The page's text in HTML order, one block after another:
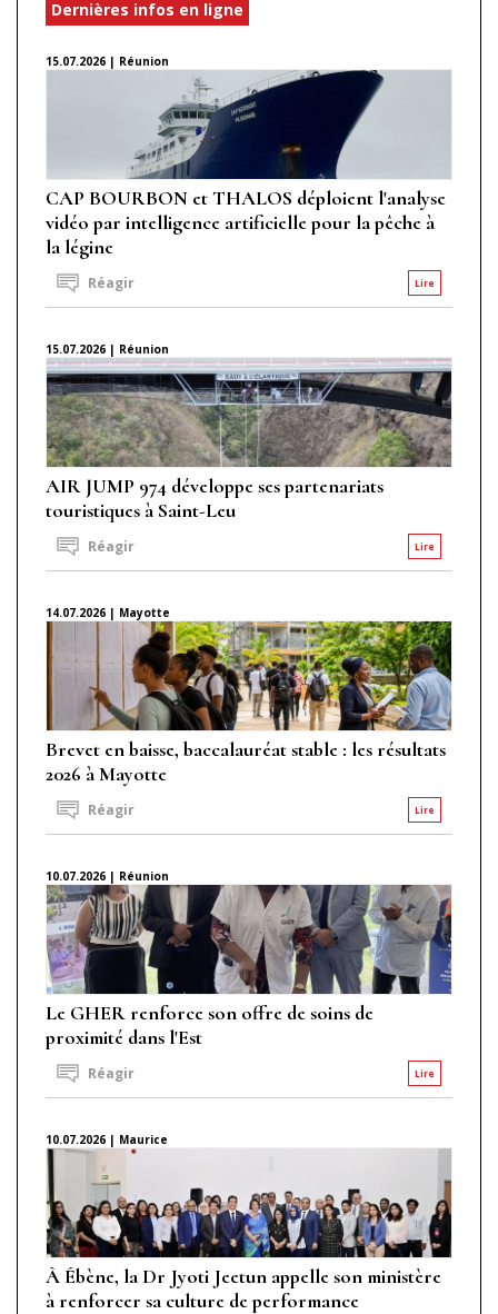
Dernières infos en ligne
15.07.2026 | Réunion
CAP BOURBON et THALOS déploient l'analyse
vidéo par intelligence artificielle pour la pêche à
la légine
Lire
Réagir
15.07.2026 | Réunion
AIR JUMP 974 développe ses partenariats
touristiques à Saint-Leu
Lire
Réagir
14.07.2026 | Mayotte
Brevet en baisse, baccalauréat stable : les résultats
2026 à Mayotte
Lire
Réagir
10.07.2026 | Réunion
Le GHER renforce son offre de soins de
proximité dans l'Est
Lire
Réagir
10.07.2026 | Maurice
À Ébène, la Dr Jyoti Jeetun appelle son ministère
à renforcer sa culture de performance